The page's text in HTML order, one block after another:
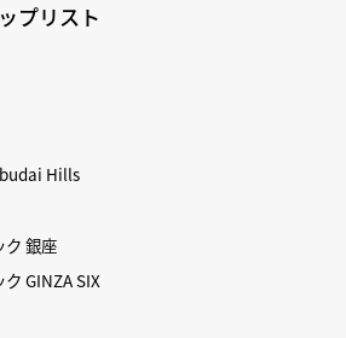
プリスト
Hills
ク 銀座
GINZA SIX